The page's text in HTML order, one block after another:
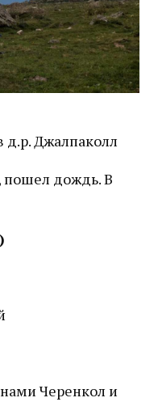
д.р. Джалпаколл
пошел дождь. В
Черенкол и